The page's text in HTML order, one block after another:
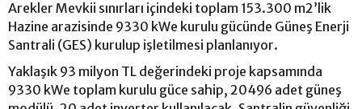
Arekler Mevkii sınırları içindeki toplam 153.300 m2’lik
Hazine arazisinde 9330 kWe kurulu gücünde Güneş Enerji
Santrali (GES) kurulup işletilmesi planlanıyor.
Yaklaşık 93 milyon TL değerindeki proje kapsamında
9330 kWe toplam kurulu güce sahip, 20496 adet güneş